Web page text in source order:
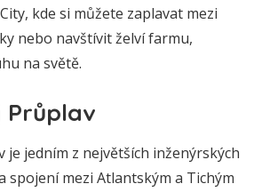
kde si můžete zaplavat mezi
nebo navštívit želví farmu,
na světě.
Průplav
je jedním z největších inženýrských
spojení mezi Atlantským a Tichým